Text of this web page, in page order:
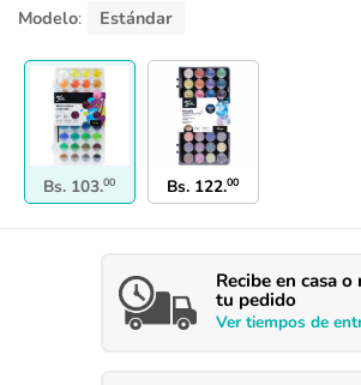
Modelo: Estándar
Bs. 103.00 Bs. 122.00
Recibe en casa o
tu pedido
Vertiempos de